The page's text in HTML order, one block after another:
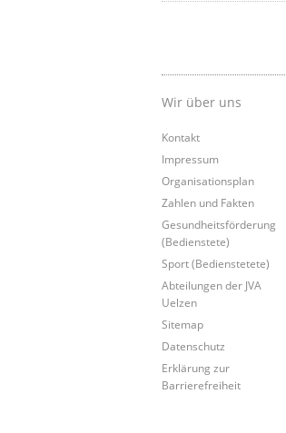
Wir über uns
Kontakt
Impressum
Organisationsplan
Zahlen und Fakten
Gesundheitsförderung
(Bedienstete)
Sport (Bedienstetete)
Abteilungen der JVA
Uelzen
Sitemap
Datenschutz
Erklärung zur
Barrierefreiheit